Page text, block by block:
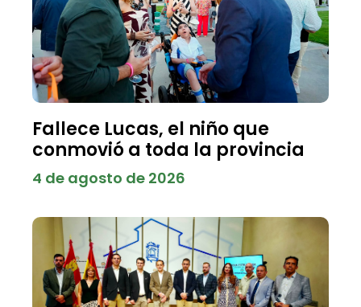
Fallece Lucas, el niño que
conmovió a toda la provincia
4 de agosto de 2026